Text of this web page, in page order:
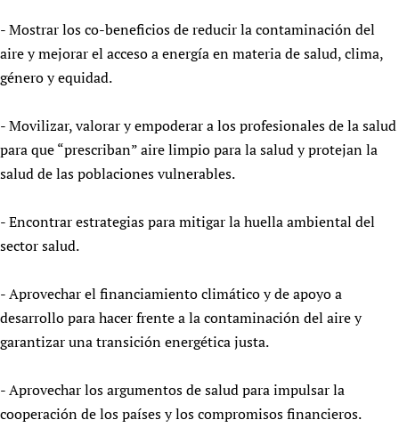
- Mostrar los co-beneficios de reducir la contaminación del
aire y mejorar el acceso a energía en materia de salud, clima,
género y equidad.
- Movilizar, valorar y empoderar a los profesionales de la salud
para que “prescriban” aire limpio para la salud y protejan la
salud de las poblaciones vulnerables.
- Encontrar estrategias para mitigar la huella ambiental del
sector salud.
- Aprovechar el financiamiento climático y de apoyo a
desarrollo para hacer frente a la contaminación del aire y
garantizar una transición energética justa.
- Aprovechar los argumentos de salud para impulsar la
cooperación de los países y los compromisos financieros.